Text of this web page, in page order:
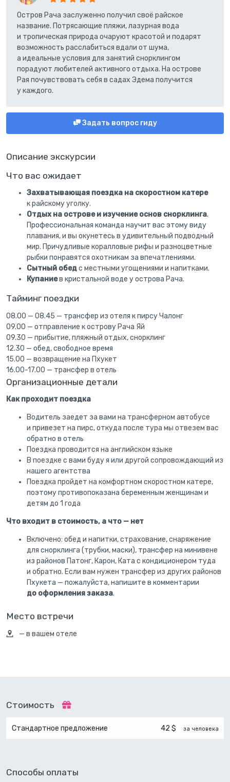
Описание экскурсии
Что вас ожидает
Захватывающая поездка на скоростном катере
к райскому уголку.
Отдых на острове и изучение основ снорклинга.
Профессиональная команда научит вас этому виду
плавания, и вы окунетесь в удивительный подводный
мир. Причудливые коралловые рифы и разноцветные
рыбки понравятся охотникам за впечатлениями.
Сытный обедс местными угощениями и напитками.
Купаниев кристальной воде у острова Рача.
Тайминг поездки
08.00 — 08.45 — трансфер из отеля к пирсу Чалонг
09.00 — отправление к острову Рача Яй
09.30 — прибытие, пляжный отдых, снорклинг
12.30 — обед, свободное время
15.00 — возвращение на Пхукет
16.00-17.00 — трансфер в отель
Организационные детали
Как проходит поездка
Водитель заедет за вами на трансферном автобусе
и привезет на пирс, откуда после тура мы отвезем вас
обратно в отель
Поездка проводится на английском языке
В поездке с вами буду я или другой сопровождающий из
нашего агентства
Поездка пройдет на комфортном скоростном катере,
поэтому противопоказана беременным женщинам и
детям до 1 года
Что входит в стоимость, а что — нет
Включено: обед и напитки, страхование, снаряжение
для снорклинга (трубки, маски), трансфер на минивене
из районов Патонг, Карон, Ката с кондиционером туда
и обратно. Если вам нужен трансфер из других районов
Пхукета — пожалуйста, напишите в комментарии
до оформления заказа.
Место встречи
— в вашем отеле
Остров Рача заслуженно получил своё райское
название. Потрясающие пляжи, лазурная вода
и тропическая природа очаруют красотой и подарят
возможность расслабиться вдали от шума,
а идеальные условия для занятий снорклингом
порадуют любителей активного отдыха. На острове
Рая почувствовать себя в садах Эдема получится
у каждого.
Задать вопрос гиду
Стоимость
Стандартное предложение 42 $ за человека
Способы оплаты